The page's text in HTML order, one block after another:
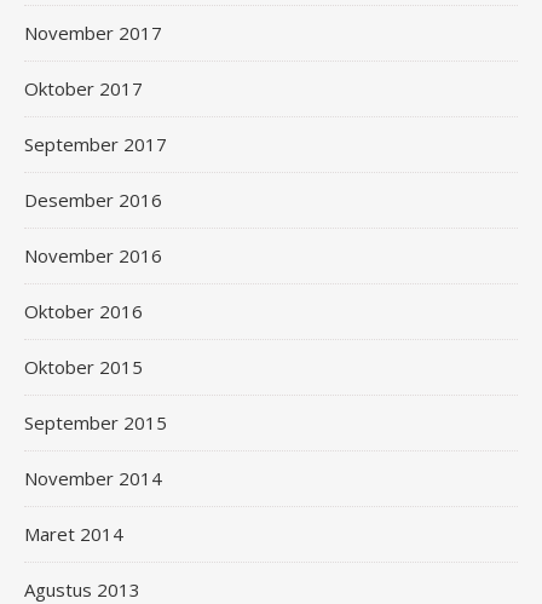
November 2017
Oktober 2017
September 2017
Desember 2016
November 2016
Oktober 2016
Oktober 2015
September 2015
November 2014
Maret 2014
Agustus 2013